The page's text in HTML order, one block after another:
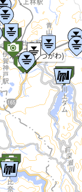
木津川(きづがわ)